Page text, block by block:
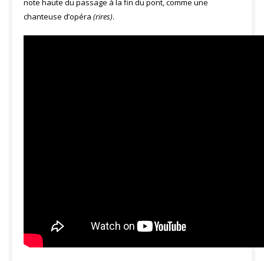
note haute du passage à la fin du pont, comme une
chanteuse d’opéra (rires).